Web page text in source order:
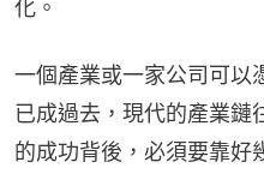
化。
一個產業或一家公司可以
已成過去，現代的產業鏈
的成功背後，必須要靠好